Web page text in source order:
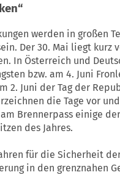
werden in großen
Der 30. Mai liegt kurz
In Österreich und
bzw. am 4. Juni
2. Juni der Tag der
die Tage vor
Brennerpass einige
des Jahres.
für die Sicherheit
in den grenznahen